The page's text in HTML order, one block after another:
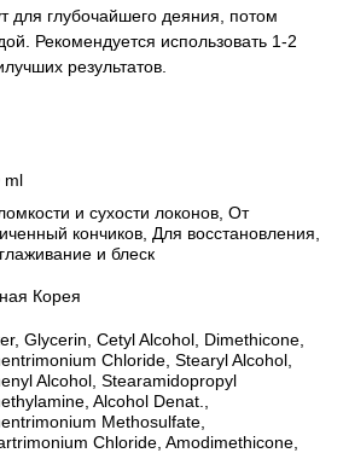
для глубочайшего деяния, потом
Рекомендуется использовать 1-2
результатов.
ml
и сухости локонов, От
кончиков, Для восстановления,
и блеск
Корея
Glycerin, Cetyl Alcohol, Dimethicone,
Chloride, Stearyl Alcohol,
Alcohol, Stearamidopropyl
Alcohol Denat.,
Methosulfate,
Chloride, Amodimethicone,